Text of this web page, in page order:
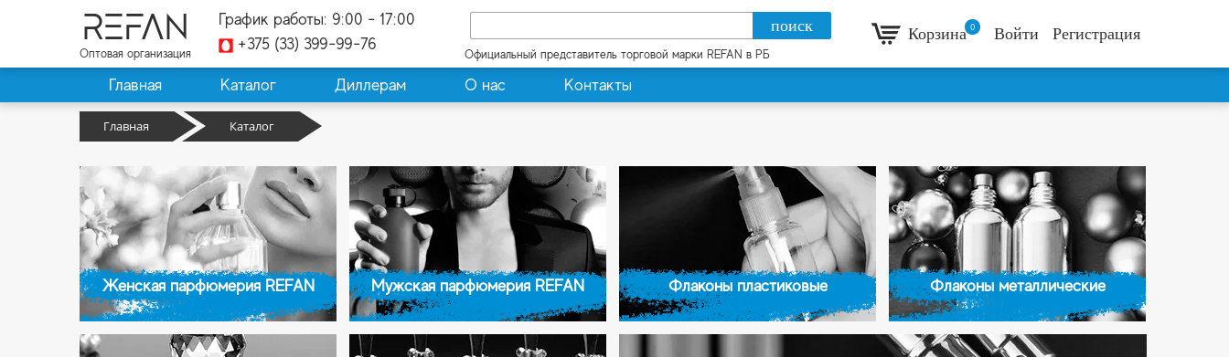
REFAN
Оптовая организация
График работы: 9:00 - 17:00
+375 (33) 399-99-76
Официальный представитель торговой марки REFAN в РБ
Корзина 0 Войти Регистрация
Главная Каталог Диллерам О нас Контакты
Главная Каталог
Женская парфюмерия REFAN Мужская парфюмерия REFAN Флаконы пластиковые Флаконы металлические